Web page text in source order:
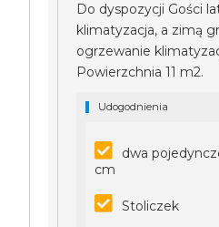
Do dyspozycji Gości
klimatyzacja, a zimą
ogrzewanie
Powierzchnia 11 m2.
Udogodnienia
dwa
cm
Stoliczek